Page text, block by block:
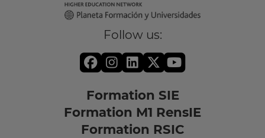
Follow us:
Formation SIE
Formation M1 RensIE
Formation RSIC